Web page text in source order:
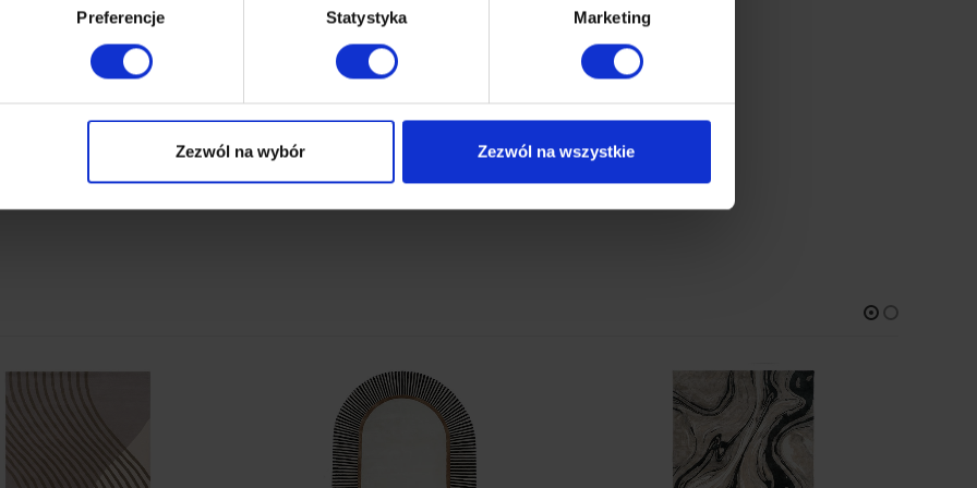
Preferencje Statystyka Marketing
Zezwól na wybór Zezwól na wszystkie
posiadają trójwymiarową strukturę runa)
charakteryzują się niezwykle miękkim i przyjemnym w dotyku runem).